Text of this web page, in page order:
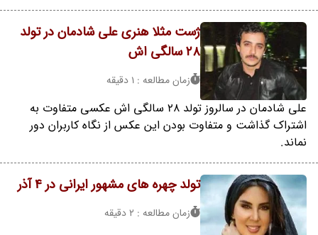
ژست مثلا هنری علی شادمان در تولد
۲۸ سالگی اش
زمان مطالعه : 1 دقیقه
علی شادمان در سالروز تولد 28 سالگی اش عکسی متفاوت به
اشتراک گذاشت و متفاوت بودن این عکس از نگاه کاربران دور
نماند.
تولد چهره های مشهور ایرانی در 4 آذر
زمان مطالعه : 2 دقیقه